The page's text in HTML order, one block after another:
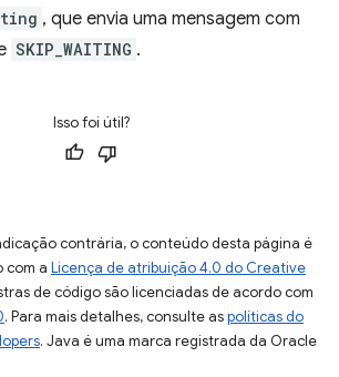
, que envia uma mensagem com
SKIP_WAITING .
Isso foi útil?
contrária, o conteúdo desta página é
com a Licença de atribuição 4.0 do Creative
de código são licenciadas de acordo com
. Para mais detalhes, consulte aspolíticas do
. Java é uma marca registrada da Oracle